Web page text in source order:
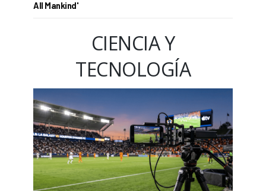
All Mankind'
CIENCIA Y
TECNOLOGÍA